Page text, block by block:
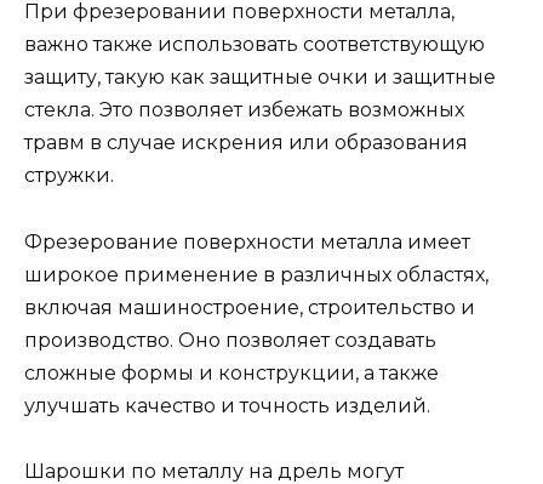
При фрезеровании поверхности металла,
важно также использовать соответствующую
защиту, такую как защитные очки и защитные
стекла. Это позволяет избежать возможных
травм в случае искрения или образования
стружки.
Фрезерование поверхности металла имеет
широкое применение в различных областях,
включая машиностроение, строительство и
производство. Оно позволяет создавать
сложные формы и конструкции, а также
улучшать качество и точность изделий.
Шарошки по металлу на дрель могут